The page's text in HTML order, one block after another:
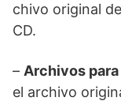
chivo original
CD.
– Archivos
el archivo